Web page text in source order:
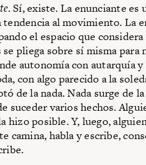
Sí, existe. La enunciante es
tendencia al movimiento. La
el espacio que
pliega sobre sí misma
autonomía con autarquía
con algo parecido a la
de la nada. Nada surge de
suceder varios hechos.
hizo posible. Y, luego,
camina, habla y escribe,